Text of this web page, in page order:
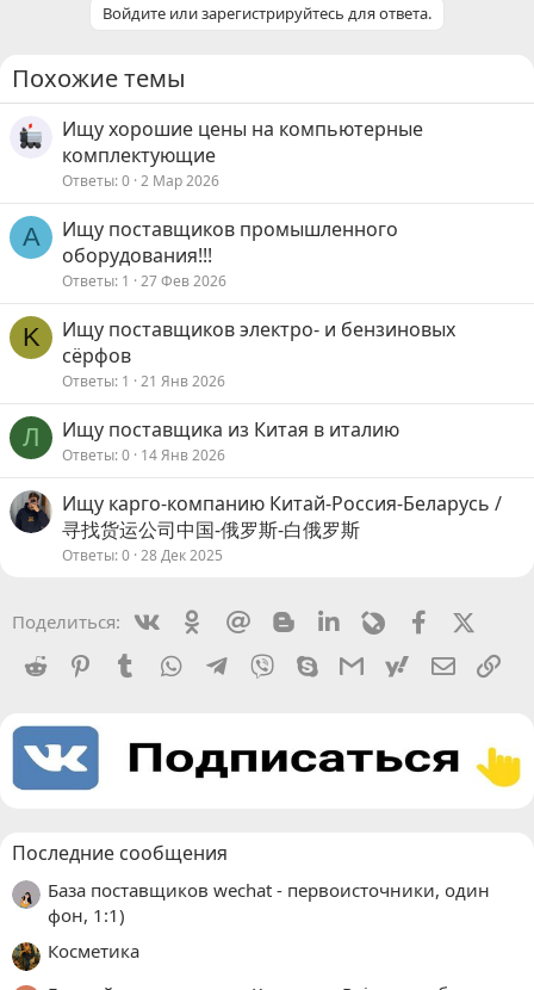
Войдите или зарегистрируйтесь для ответа.
Похожие темы
Ищу хорошие цены на компьютерные
комплектующие
Ответы 0 2 Мар 2026
A
Ищу поставщиков промышленного
оборудования!!!
Ответы 1 27 Фев 2026
K
Ищу поставщиков электро- и бензиновых
сёрфов
Ответы 1 21 Янв 2026
Л Ищу поставщика из Китая в италию
Ответы 0 14 Янв 2026
Ищу карго-компанию Китай-Россия-Беларусь /
寻找货运公司中国-俄罗斯-白俄罗斯
Ответы 0 28 Дек 2025
Поделиться: VkontakteOdnoklassniki
Mail.ru BloggerLinkedinLivejournalFacebook
Reddit
PinterestTumblr WhatsAppTelegram
Viber SkypeGmailyahoomail
Последние сообщения
База поставщиков wechat - первоисточники, один
фон, 1:1)
Косметика